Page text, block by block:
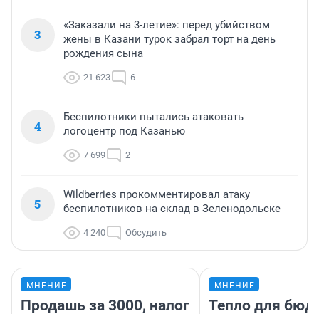
3
«Заказали на 3-летие»: перед убийством
жены в Казани турок забрал торт на день
рождения сына
21 623 6
4
Беспилотники пытались атаковать
логоцентр под Казанью
7 699 2
5
Wildberries прокомментировал атаку
беспилотников на склад в Зеленодольске
4 240 Обсудить
МНЕНИЕ
Продашь за 3000, налог
МНЕНИЕ
Тепло для